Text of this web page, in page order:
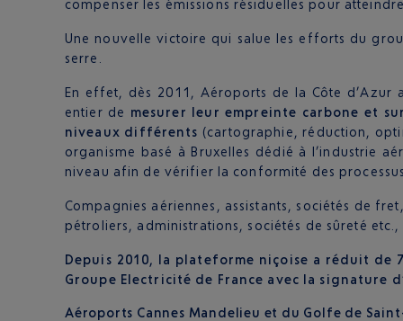
compenser les émissions résiduelles pour
Une nouvelle victoire qui salue les efforts du
serre.
En effet, dès 2011, Aéroports de la Côte
entier de mesurer leur empreinte carbone et
niveaux différents (cartographie, réduction,
organisme basé à Bruxelles dédié à l’industrie
niveau afin de vérifier la conformité des
Compagnies aériennes, assistants, sociétés de
pétroliers, administrations, sociétés de sûreté
Depuis 2010, la plateforme niçoise a réduit de
Groupe Electricité de France avec la signature
Aéroports Cannes Mandelieu et du Golfe de